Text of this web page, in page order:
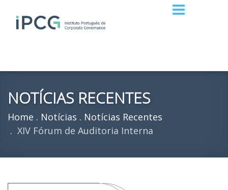
NOTÍCIAS RECENTES
Home Notícias
Notícias Recentes
XIV Fórum de Auditoria Interna